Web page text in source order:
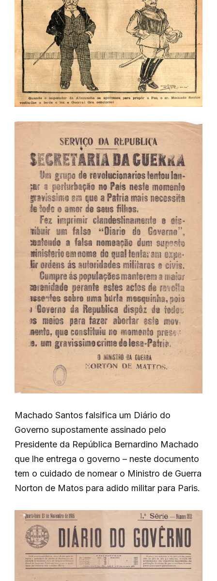
Machado Santos falsifica um Diário do
Governo supostamente assinado pelo
Presidente da República Bernardino Machado
que lhe entrega o governo – neste documento
tem o cuidado de nomear o Ministro de Guerra
Norton de Matos para adido militar para Paris.